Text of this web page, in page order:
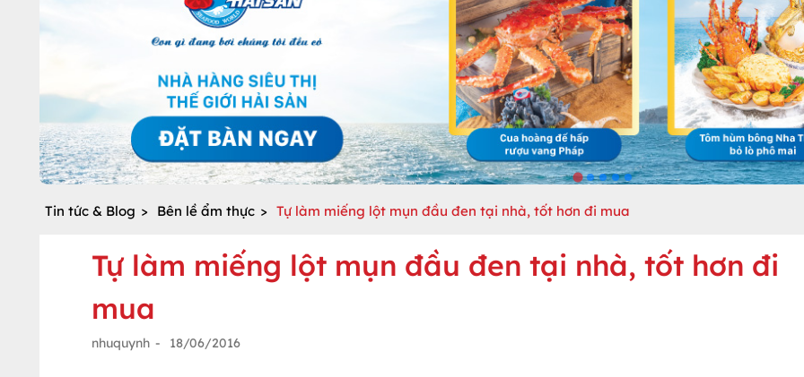
Tin tức & Blog > Bên lề ẩm thực > Tự làm miếng lột mụn đầu đen tại nhà, tốt hơn đi mua
Tự làm miếng lột mụn đầu đen tại nhà, tốt hơn đi
mua
nhuquynh - 18/06/2016